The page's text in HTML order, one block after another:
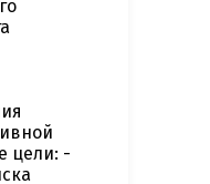
цели: -